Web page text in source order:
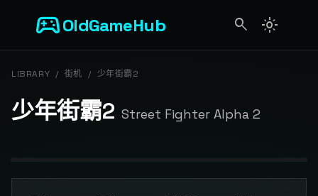
sports_esportsOldGameHub search light_mode
LIBRARY / 街机 / 少年街霸2
少年街霸2 Street Fighter Alpha 2
开始游戏